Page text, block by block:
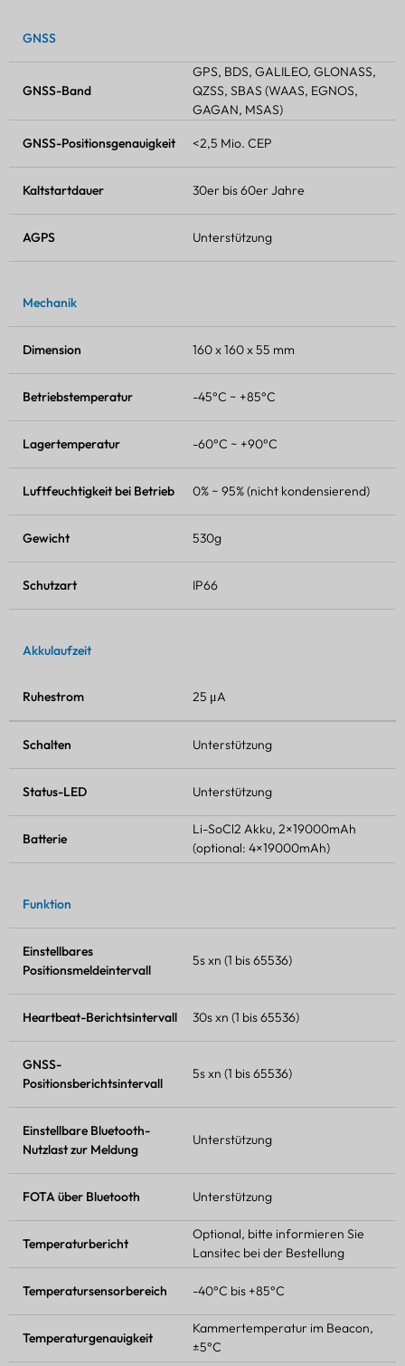
GNSS
GNSS-Band
GPS, BDS, GALILEO, GLONASS,
QZSS, SBAS (WAAS, EGNOS,
GAGAN, MSAS)
GNSS-Positionsgenauigkeit <2,5 Mio. CEP
Kaltstartdauer 30er bis 60er Jahre
AGPS Unterstützung
Mechanik
Dimension 160 x 160 x 55 mm
Betriebstemperatur -45°C ~ +85°C
Lagertemperatur -60°C ~ +90°C
Luftfeuchtigkeit bei Betrieb 0% ~ 95% (nicht kondensierend)
Gewicht 530g
Schutzart IP66
Akkulaufzeit
Ruhestrom 25 μA
Schalten Unterstützung
Status-LED Unterstützung
Batterie
Li-SoCl2 Akku, 2×19000mAh
(optional: 4×19000mAh)
Funktion
Einstellbares
Positionsmeldeintervall
5s xn (1 bis 65536)
Heartbeat-Berichtsintervall 30s xn (1 bis 65536)
GNSS-
Positionsberichtsintervall
5s xn (1 bis 65536)
Einstellbare Bluetooth-
Nutzlast zur Meldung
Unterstützung
FOTAüber Bluetooth Unterstützung
Temperaturbericht
Optional, bitte informieren Sie
Lansitec bei der Bestellung
Temperatursensorbereich -40°C bis +85°C
Temperaturgenauigkeit
Kammertemperatur im Beacon,
±5°C